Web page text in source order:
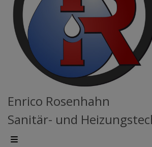
Enrico Rosenhahn
Sanitär- und